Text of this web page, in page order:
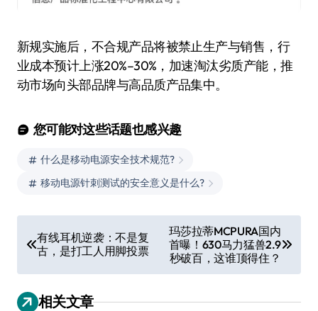
新规实施后，不合规产品将被禁止生产与销售，行
业成本预计上涨20%–30%，加速淘汰劣质产能，推
动市场向头部品牌与高品质产品集中。
您可能对这些话题也感兴趣
什么是移动电源安全技术规范?
移动电源针刺测试的安全意义是什么?
章
导
航
有线耳机逆袭：不是复
古，是打工人用脚投票
玛莎拉蒂MCPURA国内
首曝！630马力猛兽2.9
秒破百，这谁顶得住？
相关文章